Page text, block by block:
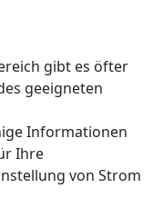
gibt es öfter
geeigneten
Informationen
Ihre
von Strom